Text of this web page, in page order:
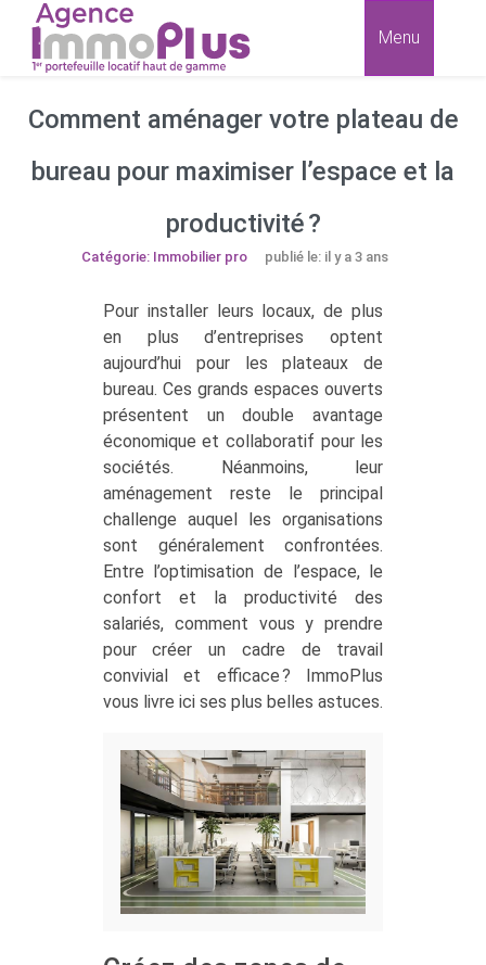
Menu
Comment aménager votre plateau de
bureau pour maximiser l’espace et la
productivité ?
Catégorie: Immobilier pro publié le: il y a 3 ans
Pour installer leurs locaux, de plus
en plus d’entreprises optent
aujourd’hui pour les plateaux de
bureau. Ces grands espaces ouverts
présentent un double avantage
économique et collaboratif pour les
sociétés. Néanmoins, leur
aménagement reste le principal
challenge auquel les organisations
sont généralement confrontées.
Entre l’optimisation de l’espace, le
confort et la productivité des
salariés, comment vous y prendre
pour créer un cadre de travail
convivial et efficace ? ImmoPlus
vous livre ici ses plus belles astuces.